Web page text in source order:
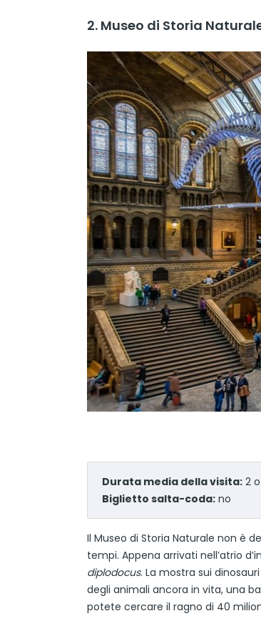
2. Museo di Storia
Durata media della visita: 2
Biglietto salta-coda: no
Il Museo di Storia Naturale non è
tempi. Appena arrivati nell’atrio
diplodocus. La mostra sui
degli animali ancora in vita, una
potete cercare il ragno di 40